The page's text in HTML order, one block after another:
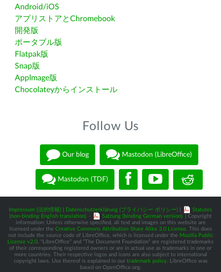
Android/iOS
アプリストアとChromebook
開発版
ポータブル版
Flatpak版
Snap版
AppImage版
Chocolateyからインストール
Follow Us
Our blog Mastodon (LibreOffice)
Mastodon (TDF)
Impressum (法的情報) Datenschutzerklärung (プライバシー ポリシー)
Statutes
(non-binding English translation) - Satzung (binding German version)
| Copyright
information: Unless otherwise specified, all text and images on this website are
licensed under the Creative Commons Attribution-Share Alike 3.0 License. This does
not include the source code of LibreOffice, which is licensed under the Mozilla Public
License v2.0 . “LibreOffice” and “The Document Foundation” are registered trademarks
of their corresponding registered owners or are in actual use as trademarks in one or
more countries. Their respective logos and icons are also subject to international
copyright laws. Use thereof is explained in our trademark policy. LibreOffice was
based on OpenOffice.org.